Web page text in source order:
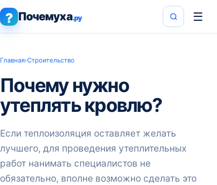
? Почемуха.ру ☰
Главная›Строительство
Почему нужно
утеплять кровлю?
Если теплоизоляция оставляет желать
лучшего, для проведения утеплительных
работ нанимать специалистов не
обязательно, вполне возможно сделать это